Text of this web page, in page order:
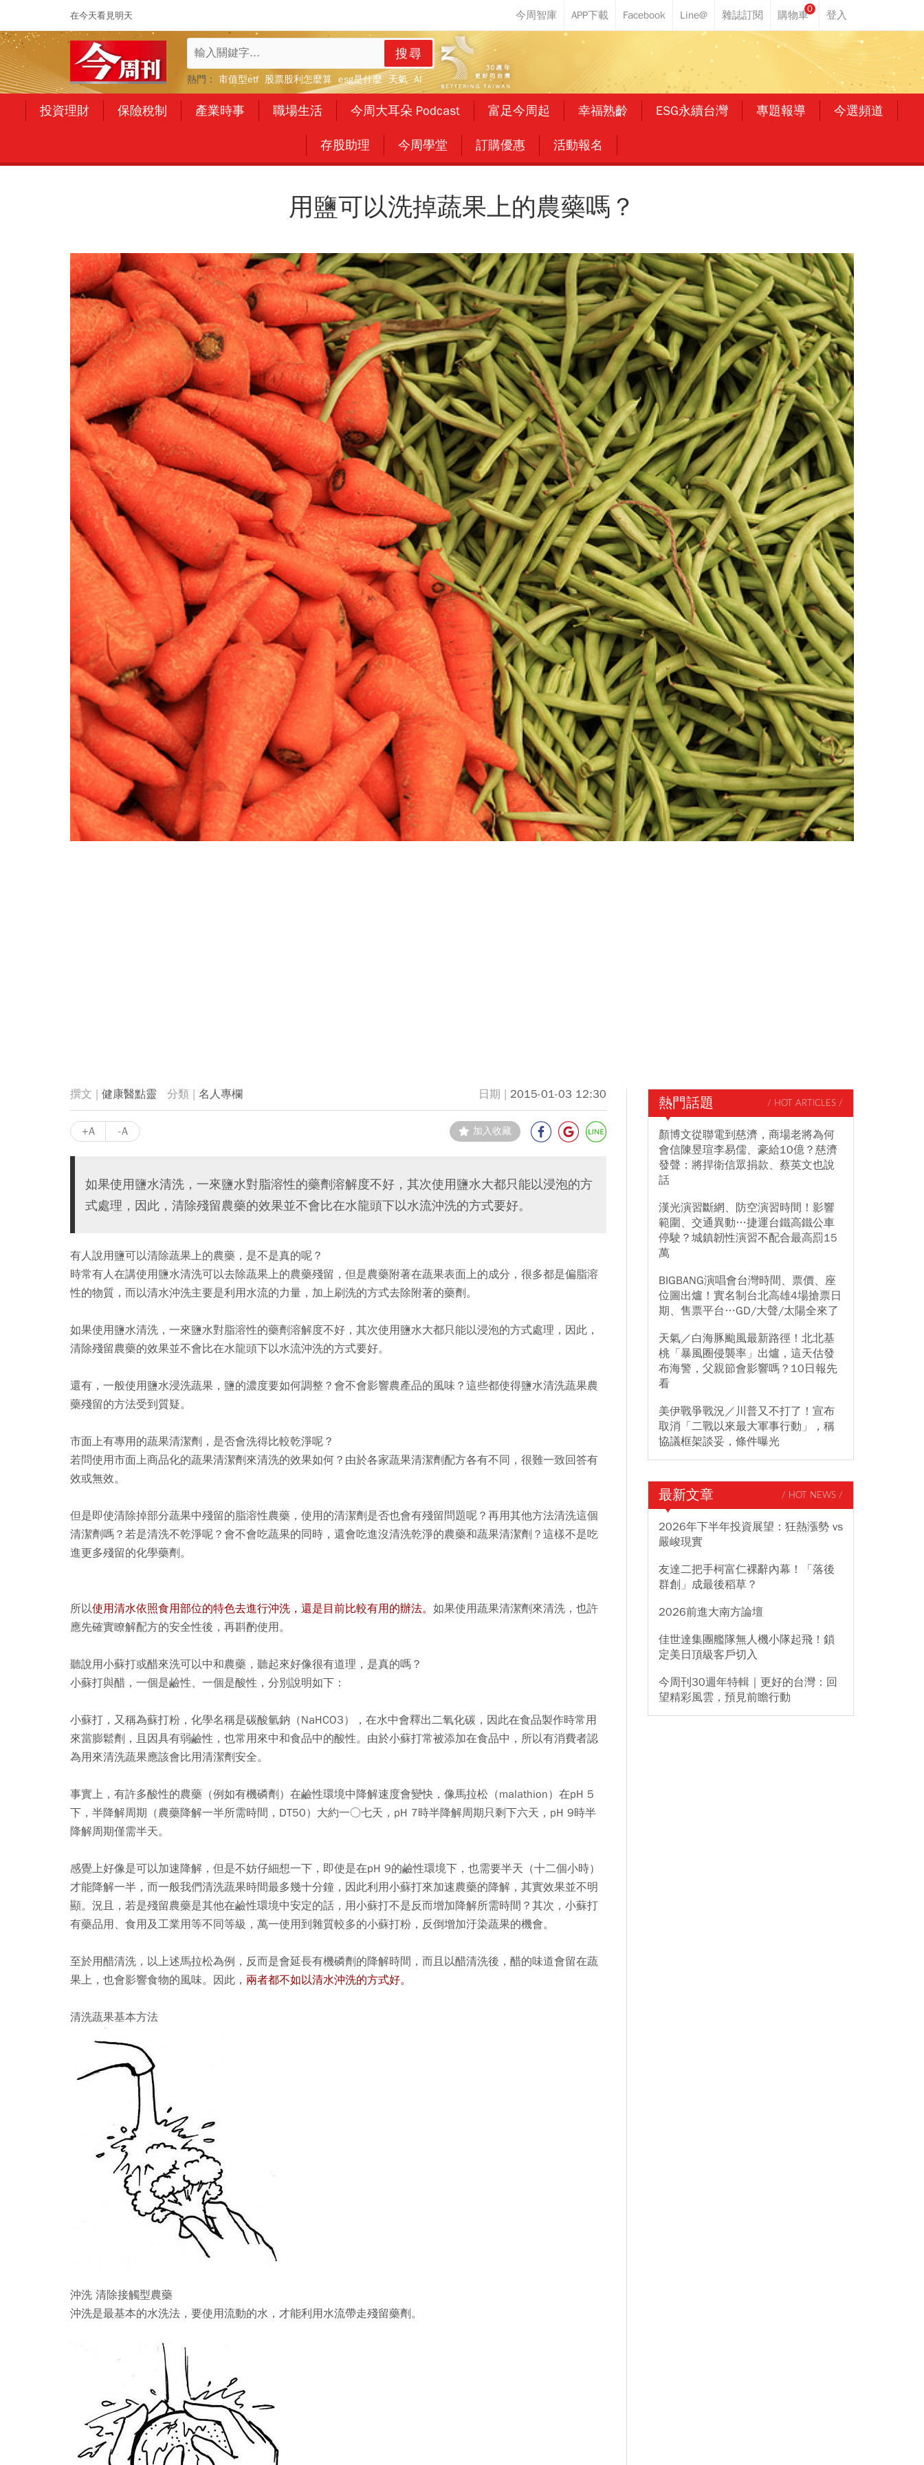
在今天看見明天
0
搜尋
熱門： 市值型etf 股票股利怎麼算 esg是什麼 天氣 AI
投資理財 保險稅制 產業時事 職場生活 今周大耳朵 Podcast 富足今周起 幸福熟齡 ESG永續台灣 專題報導 今選頻道
存股助理 今周學堂 訂購優惠 活動報名
用鹽可以洗掉蔬果上的農藥嗎？
健康醫點靈 名人專欄 2015-01-03 12:30
+A -A 加入收藏
如果使用鹽水清洗，一來鹽水對脂溶性的藥劑溶解度不好，其次使用鹽水大都只能以浸泡的方
式處理，因此，清除殘留農藥的效果並不會比在水龍頭下以水流沖洗的方式要好。
有人說用鹽可以清除蔬果上的農藥，是不是真的呢？
時常有人在講使用鹽水清洗可以去除蔬果上的農藥殘留，但是農藥附著在蔬果表面上的成分，很多都是偏脂溶
性的物質，而以清水沖洗主要是利用水流的力量，加上刷洗的方式去除附著的藥劑。
如果使用鹽水清洗，一來鹽水對脂溶性的藥劑溶解度不好，其次使用鹽水大都只能以浸泡的方式處理，因此，
清除殘留農藥的效果並不會比在水龍頭下以水流沖洗的方式要好。
還有，一般使用鹽水浸洗蔬果，鹽的濃度要如何調整？會不會影響農產品的風味？這些都使得鹽水清洗蔬果農
藥殘留的方法受到質疑。
市面上有專用的蔬果清潔劑，是否會洗得比較乾淨呢？
若問使用市面上商品化的蔬果清潔劑來清洗的效果如何？由於各家蔬果清潔劑配方各有不同，很難一致回答有
效或無效。
但是即使清除掉部分蔬果中殘留的脂溶性農藥，使用的清潔劑是否也會有殘留問題呢？再用其他方法清洗這個
清潔劑嗎？若是清洗不乾淨呢？會不會吃蔬果的同時，還會吃進沒清洗乾淨的農藥和蔬果清潔劑？這樣不是吃
進更多殘留的化學藥劑。
所以使用清水依照食用部位的特色去進行沖洗，還是目前比較有用的辦法。 如果使用蔬果清潔劑來清洗，也許
應先確實瞭解配方的安全性後，再斟酌使用。
聽說用小蘇打或醋來洗可以中和農藥，聽起來好像很有道理，是真的嗎？
小蘇打與醋，一個是鹼性、一個是酸性，分別說明如下：
小蘇打，又稱為蘇打粉，化學名稱是碳酸氫鈉（NaHCO3），在水中會釋出二氧化碳，因此在食品製作時常用
來當膨鬆劑，且因具有弱鹼性，也常用來中和食品中的酸性。由於小蘇打常被添加在食品中，所以有消費者認
為用來清洗蔬果應該會比用清潔劑安全。
事實上，有許多酸性的農藥（例如有機磷劑）在鹼性環境中降解速度會變快，像馬拉松（malathion）在pH 5
下，半降解周期（農藥降解一半所需時間，DT50）大約一○七天，pH 7時半降解周期只剩下六天，pH 9時半
降解周期僅需半天。
感覺上好像是可以加速降解，但是不妨仔細想一下，即使是在pH 9的鹼性環境下，也需要半天（十二個小時）
才能降解一半，而一般我們清洗蔬果時間最多幾十分鐘，因此利用小蘇打來加速農藥的降解，其實效果並不明
顯。況且，若是殘留農藥是其他在鹼性環境中安定的話，用小蘇打不是反而增加降解所需時間？其次，小蘇打
有藥品用、食用及工業用等不同等級，萬一使用到雜質較多的小蘇打粉，反倒增加汙染蔬果的機會。
至於用醋清洗，以上述馬拉松為例，反而是會延長有機磷劑的降解時間，而且以醋清洗後，醋的味道會留在蔬
果上，也會影響食物的風味。因此， 兩者都不如以清水沖洗的方式好。
清洗蔬果基本方法
沖洗 清除接觸型農藥
沖洗是最基本的水洗法，要使用流動的水，才能利用水流帶走殘留藥劑。
熱門話題 / HOT ARTICLES /
顏博文從聯電到慈濟，商場老將為何
會信陳昱瑄李易儒、豪給10億？慈濟
發聲：將捍衛信眾捐款、蔡英文也說
話
漢光演習斷網、防空演習時間！影響
範圍、交通異動…捷運台鐵高鐵公車
停駛？城鎮韌性演習不配合最高罰15
萬
BIGBANG演唱會台灣時間、票價、座
位圖出爐！實名制台北高雄4場搶票日
期、售票平台…GD/大聲/太陽全來了
天氣／白海豚颱風最新路徑！北北基
桃「暴風圈侵襲率」出爐，這天估發
布海警，父親節會影響嗎？10日報先
看
美伊戰爭戰況／川普又不打了！宣布
取消「二戰以來最大軍事行動」，稱
協議框架談妥，條件曝光
最新文章 / HOT NEWS /
2026年下半年投資展望：狂熱漲勢 vs
嚴峻現實
友達二把手柯富仁裸辭內幕！「落後
群創」成最後稻草？
2026前進大南方論壇
佳世達集團艦隊無人機小隊起飛！鎖
定美日頂級客戶切入
今周刊30週年特輯｜更好的台灣：回
望精彩風雲，預見前瞻行動